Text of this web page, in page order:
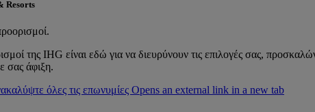
Resorts
της IHG είναι εδώ για να διευρύνουν τις επιλογές σας,
σας άφιξη.
όλες τις επωνυμίες Opens an external link in a new tab